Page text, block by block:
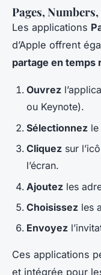
Pages,
Les applications
d’Apple offrent
partage en temps
Ouvrez
ou Keynote).
Sélectionnez le
Cliquez sur
l’écran.
Ajoutez les
Choisissez les
Envoyez
Ces applications
et intégrée pour